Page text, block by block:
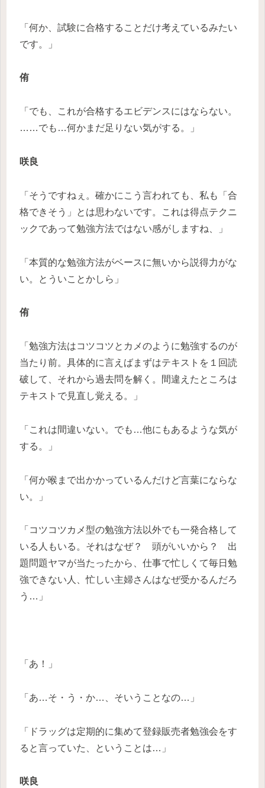
「何か、試験に合格することだけ考えているみたい
です。」
侑
「でも、これが合格するエビデンスにはならない。
……でも…何かまだ足りない気がする。」
咲良
「そうですねぇ。確かにこう言われても、私も「合
格できそう」とは思わないです。これは得点テクニ
ックであって勉強方法ではない感がしますね、」
「本質的な勉強方法がベースに無いから説得力がな
い。とういことかしら」
侑
「勉強方法はコツコツとカメのように勉強するのが
当たり前。具体的に言えばまずはテキストを１回読
破して、それから過去問を解く。間違えたところは
テキストで見直し覚える。」
「これは間違いない。でも…他にもあるような気が
する。」
「何か喉まで出かかっているんだけど言葉にならな
い。」
「コツコツカメ型の勉強方法以外でも一発合格して
いる人もいる。それはなぜ？ 頭がいいから？ 出
題問題ヤマが当たったから、仕事で忙しくて毎日勉
強できない人、忙しい主婦さんはなぜ受かるんだろ
う…」
「あ！」
「あ…そ・う・か…、そいうことなの…」
「ドラッグは定期的に集めて登録販売者勉強会をす
ると言っていた、ということは…」
咲良